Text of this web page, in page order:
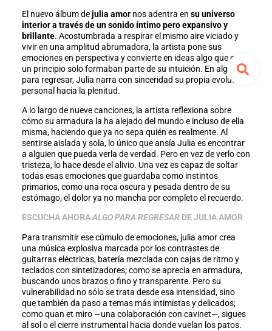
El nuevo álbum dejulia amornos adentra en su universo
interior a través de un sonido íntimo pero expansivo y
brillante. Acostumbrada a respirar el mismo aire viciado y
vivir en una amplitud abrumadora, la artista pone sus
emociones en perspectiva y convierte en ideas algo que en
un principio solo formaban parte de su intuición. En algo
para regresar, Julia narra con sinceridad su propia evolución
personal hacia la plenitud.
A lo largo de nueve canciones, la artista reflexiona sobre
cómo su armadura la ha alejado del mundo e incluso de ella
misma, haciendo que ya no sepa quién es realmente. Al
sentirse aislada y sola, lo único que ansía Julia es encontrar
a alguien que pueda verla de verdad. Pero en vez de verlo con
tristeza, lo hace desde el alivio. Una vez es capaz de soltar
todas esas emociones que guardaba como instintos
primarios, como una roca oscura y pesada dentro de su
estómago, el dolor ya no mancha por completo el recuerdo.
ESCUCHA AHORAALGO PARA REGRESARDE JULIA AMOR
Para transmitir ese cúmulo de emociones, julia amor crea
una música explosiva marcada por los contrastes de
guitarras eléctricas, batería mezclada con cajas de ritmo y
teclados con sintetizadores; como se aprecia en armadura,
buscando unos brazos o fino y transparente. Pero su
vulnerabilidad no sólo se trata desde esa intensidad, sino
que también da paso a temas más intimistas y delicados;
como quan et miro —una colaboración con cavinet—, sigues
al sol o el cierre instrumental hacia donde vuelan los patos.